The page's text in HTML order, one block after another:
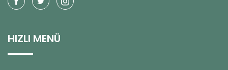
HIZLI MENÜ